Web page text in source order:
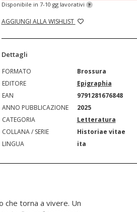
Disponibile in 7-10 gg lavorativi ?
AGGIUNGI ALLA WISHLIST
Dettagli
FORMATO
Brossura
EDITORE
Epigraphia
EAN
9791281676848
ANNO PUBBLICAZIONE
2025
CATEGORIA
Letteratura
COLLANA / SERIE
Historiae vitae
LINGUA
ita
che torna a vivere. Un
Con la delicatezza di